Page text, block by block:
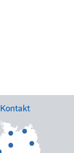
Kontakt